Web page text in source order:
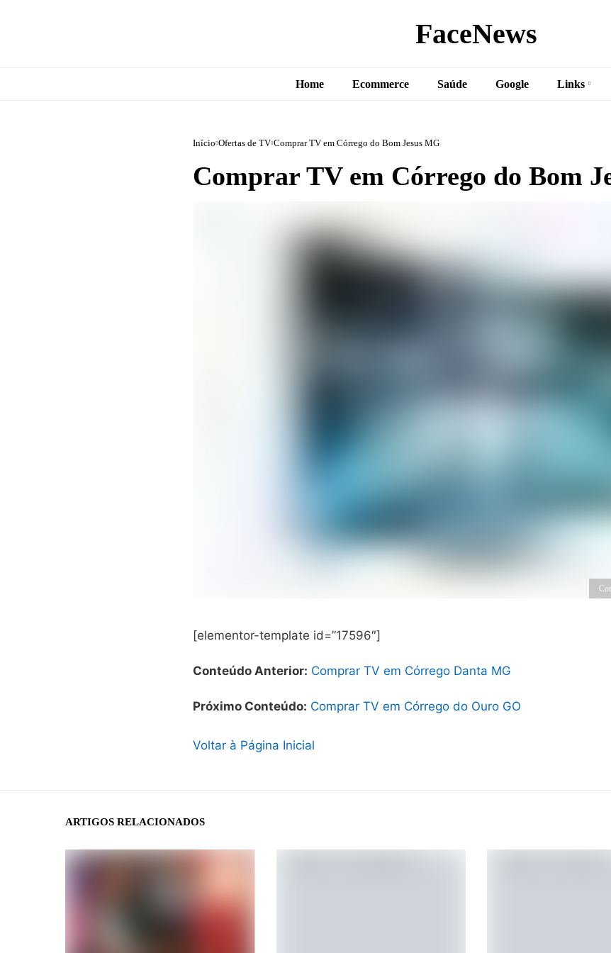
FaceNews
Home Ecommerce Saúde Google Links
Início Ofertas de TV Comprar TV em Córrego do Bom Jesus MG
Comprar TV em Córrego do Bom
[elementor-template id=”17596″]
Conteúdo Anterior: Comprar TV em Córrego Danta MG
Próximo Conteúdo: Comprar TV em Córrego do Ouro GO
Voltar à Página Inicial
ARTIGOS RELACIONADOS